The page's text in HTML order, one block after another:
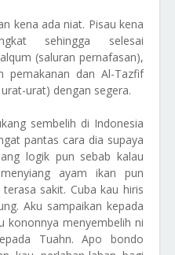
kena ada niat. Pisau kena
sehingga selesai
(saluran pernafasan),
pemakanan dan Al-Tazfif
urat) dengan segera.
sembelih di Indonesia
pantas cara dia supaya
logik pun sebab kalau
ayam ikan pun
sakit. Cuba kau hiris
Aku sampaikan kepada
kononnya menyembelih ni
Tuahn. Apo bondo